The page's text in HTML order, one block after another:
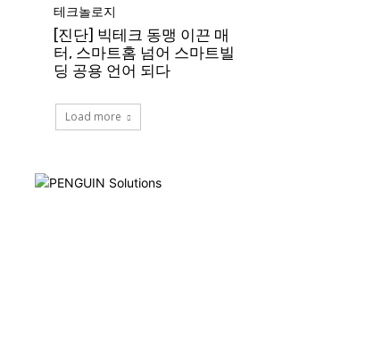
테크놀로지
[진단] 빅테크 동맹 이끈 매
터, 스마트홈 넘어 스마트빌
딩 공용 언어 되다
Load more